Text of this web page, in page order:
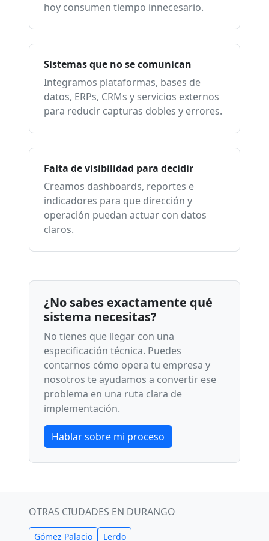
hoy consumen tiempo innecesario.
Sistemas que no se comunican
Integramos plataformas, bases de
datos, ERPs, CRMs y servicios externos
para reducir capturas dobles y errores.
Falta de visibilidad para decidir
Creamos dashboards, reportes e
indicadores para que dirección y
operación puedan actuar con datos
claros.
¿No sabes exactamente qué
sistema necesitas?
No tienes que llegar con una
especificación técnica. Puedes
contarnos cómo opera tu empresa y
nosotros te ayudamos a convertir ese
problema en una ruta clara de
implementación.
Hablar sobre mi proceso
OTRAS CIUDADES EN DURANGO
Gómez Palacio Lerdo